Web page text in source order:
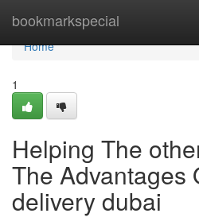
bookmarkspecial
Home
Home
1
Helping The
The Advantages
delivery dubai